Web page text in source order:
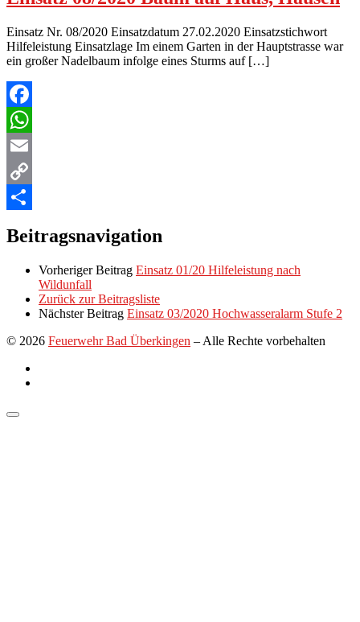
Einsatz Nr. 08/2020 Einsatzdatum 27.02.2020 Einsatzstichwort
Hilfeleistung Einsatzlage Im einem Garten in der Hauptstrasse war
ein großer Nadelbaum infolge eines Sturms auf […]
Facebook
WhatsApp
Email
Copy
Beitragsnavigation
Vorheriger Beitrag Einsatz 01/20 Hilfeleistung nach
Wildunfall
Zurück zur Beitragsliste
Nächster Beitrag Einsatz 03/2020 Hochwasseralarm Stufe 2
© 2026 Feuerwehr Bad Überkingen – Alle Rechte vorbehalten